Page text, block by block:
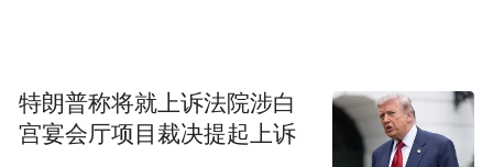
员单位的展位和宣传位，并对会议相关配套
活动进行了周密部署。会议由协会副会长兼
特朗普称将就上诉法院涉白
宫宴会厅项目裁决提起上诉